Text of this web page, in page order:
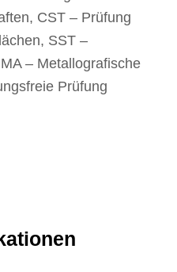
CST – Prüfung
SST –
– Metallografische
Prüfung